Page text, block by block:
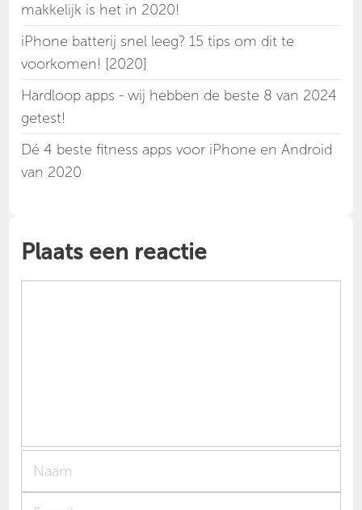
makkelijk is het in 2020!
iPhone batterij snel leeg? 15 tips om dit te
voorkomen! [2020]
Hardloop apps - wij hebben de beste 8 van 2024
getest!
Dé 4 beste fitness apps voor iPhone en Android
van 2020
Plaats een reactie